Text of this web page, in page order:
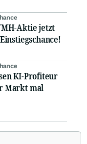
Aktie jetzt
KI-Profiteur
Markt mal